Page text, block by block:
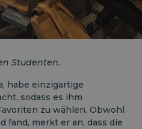
Studenten.
habe einzigartige
sodass es ihm
zu wählen. Obwohl
fand, merkt er an, dass die